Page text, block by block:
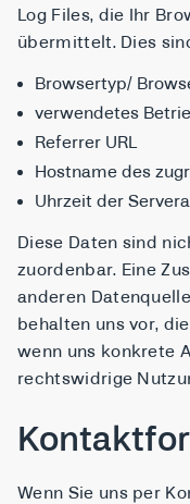
Log Files, die Ihr
übermittelt. Dies
Browsertyp/
verwendetes
Referrer URL
Hostname des
Uhrzeit der
Diese Daten sind
zuordenbar. Eine
anderen
behalten uns vor,
wenn uns konkrete
rechtswidrige
Wenn Sie uns per